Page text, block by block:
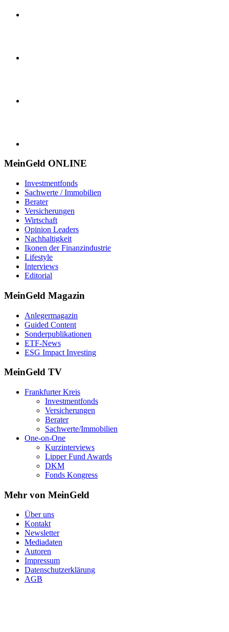
MeinGeld ONLINE
Investmentfonds
Sachwerte / Immobilien
Berater
Versicherungen
Wirtschaft
Opinion Leaders
Nachhaltigkeit
Ikonen der Finanzindustrie
Lifestyle
Interviews
Editorial
MeinGeld Magazin
Anlegermagazin
Guided Content
Sonderpublikationen
ETF-News
ESG Impact Investing
MeinGeld TV
Frankfurter Kreis
Investmentfonds
Versicherungen
Berater
Sachwerte/Immobilien
One-on-One
Kurzinterviews
Lipper Fund Awards
DKM
Fonds Kongress
Mehr von MeinGeld
Über uns
Kontakt
Newsletter
Mediadaten
Autoren
Impressum
Datenschutzerklärung
AGB